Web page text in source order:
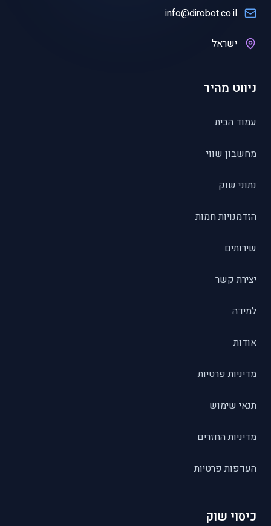
info@dirobot.co.il
ישראל
ניווט מהיר
עמוד הבית
מחשבון שווי
נתוני שוק
הזדמנויות חמות
שירותים
יצירת קשר
למידה
אודות
מדיניות פרטיות
תנאי שימוש
מדיניות החזרים
העדפות פרטיות
כיסוי שוק